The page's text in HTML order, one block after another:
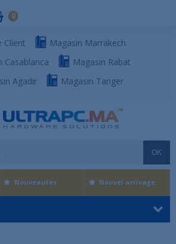
Client
Magasin Marrakech
Casablanca
Magasin Rabat
Agadir
Magasin Tanger
OK
0
Nouveautés Nouvel arrivage